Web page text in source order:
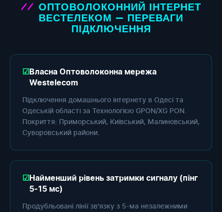
ОПТОВОЛОКОННИЙ ІНТЕРНЕТ
ВЕСТЕЛЕКОМ — ПЕРЕВАГИ
ПІДКЛЮЧЕННЯ
Власна Оптоволоконна мережа
Westelecom
Підключення домашнього інтернету в Одесі та
Одеській області за Технологією GPON/XG PON.
Покриття: Приморський, Київський, Малиновський,
Суворовський райони.
Найменший рівень затримки сигналу (пінг
5-15 мс)
Продубльовані лінії зв'язку з 5-ма незалежними